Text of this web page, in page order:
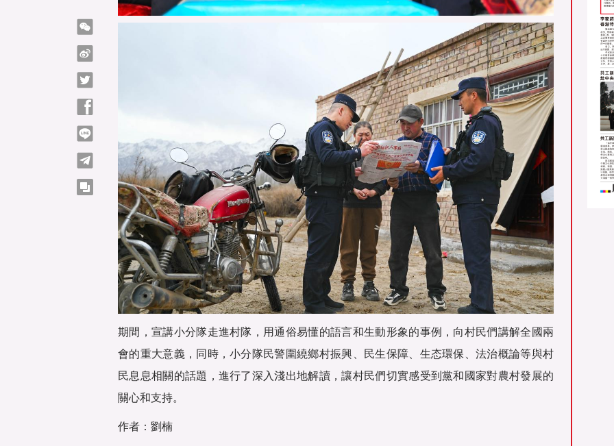
期間，宣講小分隊走進村隊，用通俗易懂的語言和生動形象的事例，向村民們講解全國兩
會的重大意義，同時，小分隊民警圍繞鄉村振興、民生保障、生态環保、法治概論等與村
民息息相關的話題，進行了深入淺出地解讀，讓村民們切實感受到黨和國家對農村發展的
關心和支持。
作者：劉楠